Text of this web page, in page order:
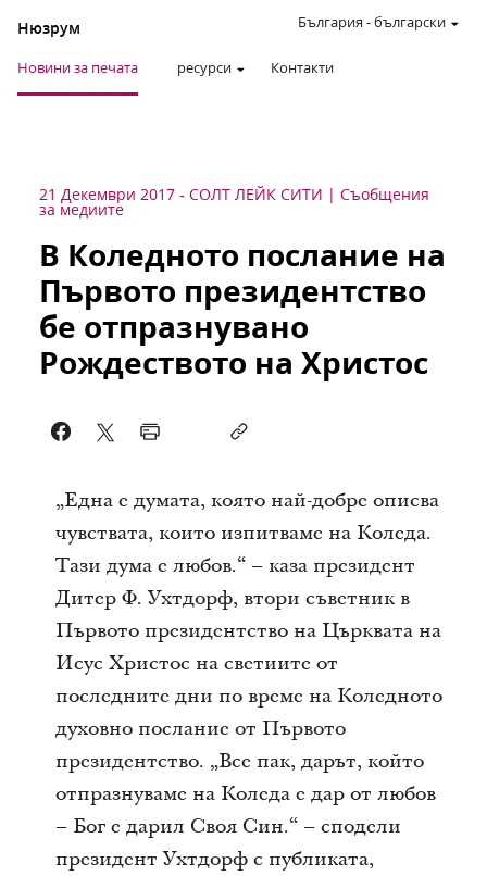
Нюзрум
Новини за печата ресурси Контакти
България -български
21 Декември 2017 - СОЛТ ЛЕЙК СИТИ Съобщения
за медиите
В Коледното послание на
Първото президентство
бе отпразнувано
Рождеството на Христос
„Една е думата, която най-добре описва
чувствата, които изпитваме на Коледа.
Тази дума е любов.“ – каза президент
Дитер Ф. Ухтдорф, втори съветник в
Първото президентствона Църквата на
Исус Христос на светиите от
последните дни по време на Коледното
духовно послание от Първото
президентство. „Все пак, дарът, който
отпразнуваме на Коледа е дар от любов
– Бог е дарил Своя Син.“ – сподели
президент Ухтдорф с публиката,